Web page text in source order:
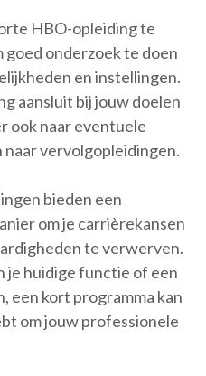
HBO-opleiding te
goed onderzoek te doen
en instellingen.
aansluit bij jouw doelen
ook naar eventuele
vervolgopleidingen.
bieden een
om je carrièrekansen
te verwerven.
je huidige functie of een
een kort programma kan
om jouw professionele